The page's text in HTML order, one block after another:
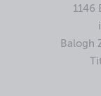
1146
Balogh